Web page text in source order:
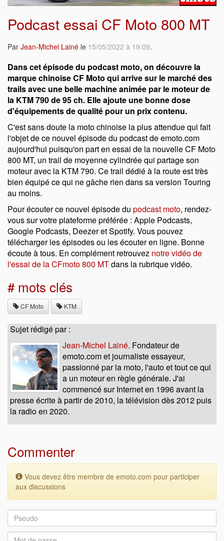
Podcast essai CF Moto 800 MT
Par Jean-Michel Lainé le 15/05/2022 à 19:09.
Dans cet épisode du podcast moto, on découvre la
marque chinoise CF Moto qui arrive sur le marché des
trails avec une belle machine animée par le moteur de
la KTM 790 de 95 ch. Elle ajoute une bonne dose
d'équipements de qualité pour un prix contenu.
C'est sans doute la moto chinoise la plus attendue qui fait
l'objet de ce nouvel épisode du podcast de emoto.com
aujourd'hui puisqu'on part en essai de la nouvelle CF Moto
800 MT, un trail de moyenne cylindrée qui partage son
moteur avec la KTM 790. Ce trail dédié à la route est très
bien équipé ce qui ne gâche rien dans sa version Touring
au moins.
Pour écouter ce nouvel épisode du podcast moto, rendez-
vous sur votre plateforme préférée : Apple Podcasts,
Google Podcasts, Deezer et Spotify. Vous pouvez
télécharger les épisodes ou les écouter en ligne. Bonne
écoute à tous. En complément retrouvez notre vidéo de
l'essai de la CFmoto 800 MTdans la rubrique vidéo.
# mots clés
CF Moto KTM
Sujet rédigé par :
Jean-Michel Lainé. Fondateur de
emoto.com et journaliste essayeur,
passionné par la moto, l'auto et tout ce qui
a un moteur en règle générale. J'ai
commencé sur Internet en 1996 avant la
presse écrite à partir de 2010, la télévision dès 2012 puis
la radio en 2020.
Commenter
Vous devez être membre de emoto.com pour participer
aux discussions